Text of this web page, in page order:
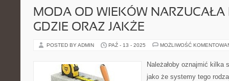
MODA OD WIEKÓW NARZUCAŁA
GDZIE ORAZ JAKŻE
POSTED BY ADMIN PAŹ - 13 - 2025 MOŻLIWOŚĆ
Należałoby oznajmić kilka
jako że systemy tego